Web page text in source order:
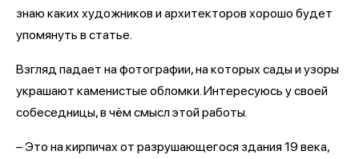
знаю каких художников и архитекторов хорошо будет
упомянуть в статье.
Взгляд падает на фотографии, на которых сады и узоры
украшают каменистые обломки. Интересуюсь у своей
собеседницы, в чём смысл этой работы.
– Это на кирпичах от разрушающегося здания 19 века,